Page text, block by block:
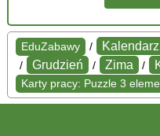
EduZabawy /
/ Grudzień / Zima /
Karty pracy: Puzzle 3